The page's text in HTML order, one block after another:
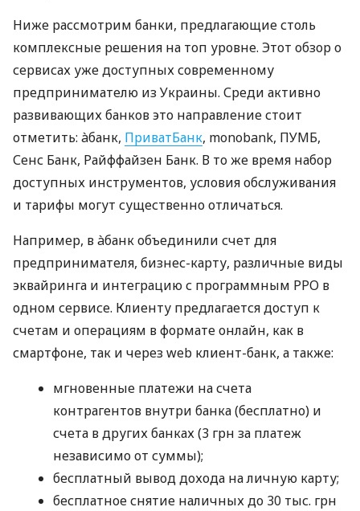
Ниже рассмотрим банки, предлагающие столь
комплексные решения на топ уровне. Этот обзор о
сервисах уже доступных современному
предпринимателю из Украины. Среди активно
развивающих банков это направление стоит
отметить: àбанк, ПриватБанк, monobank, ПУМБ,
Сенс Банк, Райффайзен Банк. В то же время набор
доступных инструментов, условия обслуживания
и тарифы могут существенно отличаться.
Например, в àбанк объединили счет для
предпринимателя, бизнес-карту, различные виды
эквайринга и интеграцию с программным РРО в
одном сервисе. Клиенту предлагается доступ к
счетам и операциям в формате онлайн, как в
смартфоне, так и через web клиент-банк, а также:
мгновенные платежи на счета
контрагентов внутри банка (бесплатно) и
счета в других банках (3 грн за платеж
независимо от суммы);
бесплатный вывод дохода на личную карту;
бесплатное снятие наличных до 30 тыс. грн